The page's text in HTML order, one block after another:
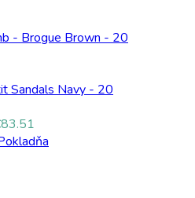
- Brogue Brown - 20
Sandals Navy - 20
83.51